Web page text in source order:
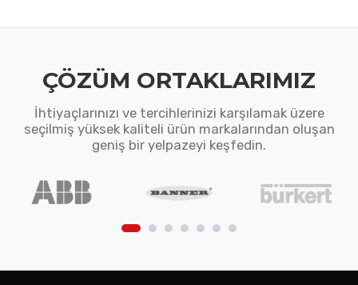
ÇÖZÜM ORTAKLARIMIZ
İhtiyaçlarınızı ve tercihlerinizi karşılamak üzere
seçilmiş yüksek kaliteli ürün markalarından oluşan
geniş bir yelpazeyi keşfedin.